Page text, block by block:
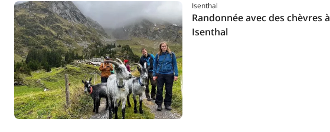
Isenthal
Randonnée avec des chèvres à
Isenthal